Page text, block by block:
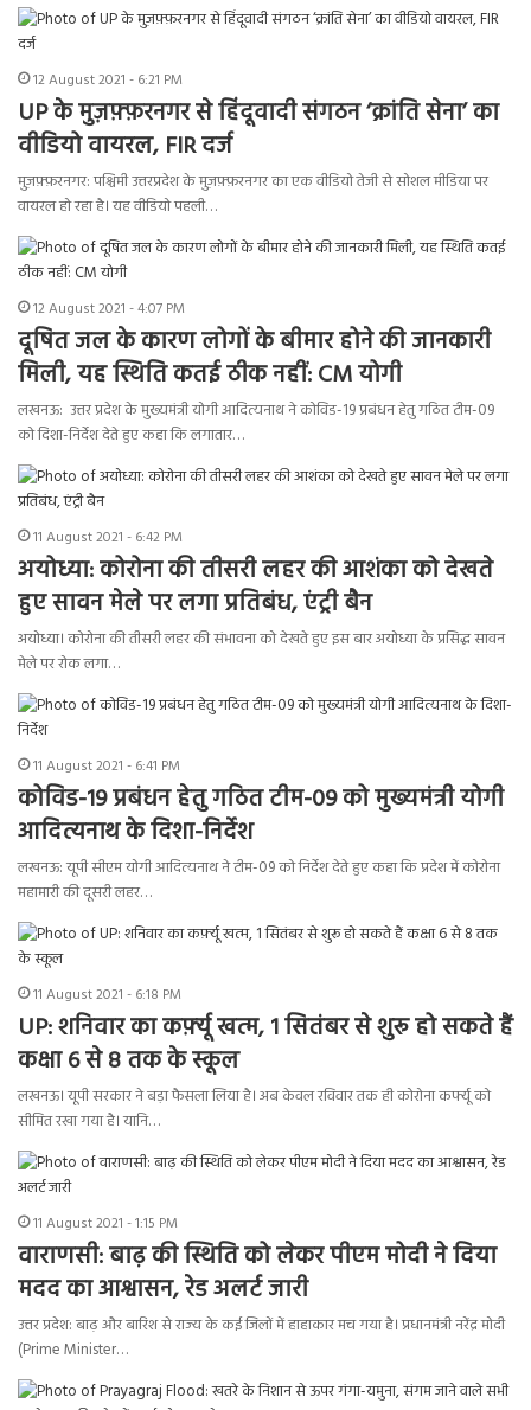
12 August 2021 - 6:21 PM
UP के मुज़फ़्फ़रनगर से हिंदूवादी संगठन ‘क्रांति सेना’ का
वीडियो वायरल, FIR दर्ज
मुज़फ़्फ़रनगर: पश्चिमी उत्तरप्रदेश के मुज़फ़्फ़रनगर का एक वीडियो तेजी से सोशल मीडिया पर
वायरल हो रहा है। यह वीडियो पहली…
12 August 2021 - 4:07 PM
दूषित जल के कारण लोगों के बीमार होने की जानकारी
मिली, यह स्थिति कतई ठीक नहीं: CM योगी
लखनऊ: उत्तर प्रदेश के मुख्यमंत्री योगी आदित्यनाथ ने कोविड-19 प्रबंधन हेतु गठित टीम-09
को दिशा-निर्देश देते हुए कहा कि लगातार…
11 August 2021 - 6:42 PM
अयोध्या: कोरोना की तीसरी लहर की आशंका को देखते
हुए सावन मेले पर लगा प्रतिबंध, एंट्री बैन
अयोध्या। कोरोना की तीसरी लहर की संभावना को देखते हुए इस बार अयोध्या के प्रसिद्ध सावन
मेले पर रोक लगा…
11 August 2021 - 6:41 PM
कोविड-19 प्रबंधन हेतु गठित टीम-09 को मुख्यमंत्री योगी
आदित्यनाथ के दिशा-निर्देश
लखनऊ: यूपी सीएम योगी आदित्यनाथ ने टीम-09 को निर्देश देते हुए कहा कि प्रदेश में कोरोना
महामारी की दूसरी लहर…
11 August 2021 - 6:18 PM
UP: शनिवार का कर्फ़्यू खत्म, 1 सितंबर से शुरू हो सकते हैं
कक्षा 6 से 8 तक के स्कूल
लखनऊ। यूपी सरकार ने बड़ा फैसला लिया है। अब केवल रविवार तक ही कोरोना कर्फ्यू को
सीमित रखा गया है। यानि…
11 August 2021 - 1:15 PM
वाराणसी: बाढ़ की स्थिति को लेकर पीएम मोदी ने दिया
मदद का आश्वासन, रेड अलर्ट जारी
उत्तर प्रदेश: बाढ़ और बारिश से राज्य के कई जिलों में हाहाकार मच गया है। प्रधानमंत्री नरेंद्र मोदी
(Prime Minister…